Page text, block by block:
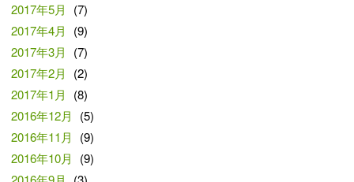
2017年5月
(7)
2017年4月
(9)
2017年3月
(7)
2017年2月
(2)
2017年1月
(8)
2016年12月
(5)
2016年11月
(9)
2016年10月
(9)